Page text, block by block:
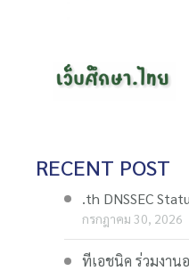
RECENT POST
.th DNSSEC
กรกฎาคม 30, 2026
ทีเอชนิค ร่วมงาน